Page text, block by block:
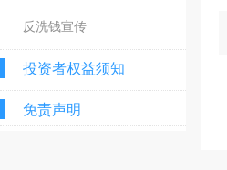
反洗钱宣传
投资者权益须知
免责声明